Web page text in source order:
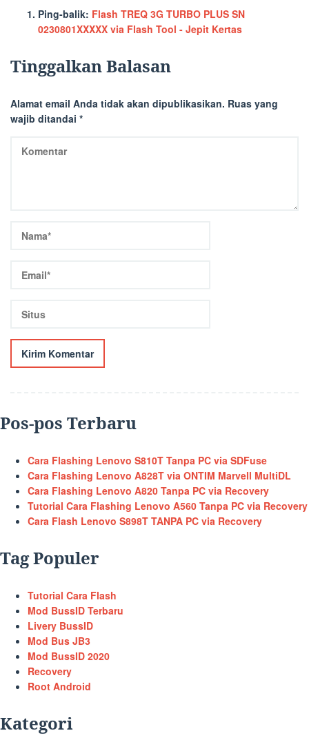
Ping-balik: Flash TREQ 3G TURBO PLUS SN
0230801XXXXX via Flash Tool - Jepit Kertas
Tinggalkan Balasan
Alamat email Anda tidak akan dipublikasikan. Ruas yang
wajib ditandai *
Pos-pos Terbaru
Cara Flashing Lenovo S810T Tanpa PC via SDFuse
Cara Flashing Lenovo A828T via ONTIM Marvell MultiDL
Cara Flashing Lenovo A820 Tanpa PC via Recovery
Tutorial Cara Flashing Lenovo A560 Tanpa PC via Recovery
Cara Flash Lenovo S898T TANPA PC via Recovery
Tag Populer
Tutorial Cara Flash
Mod BussID Terbaru
Livery BussID
Mod Bus JB3
Mod BussID 2020
Recovery
Root Android
Kategori